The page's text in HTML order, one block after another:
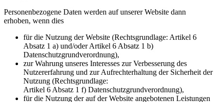
Personenbezogene Daten werden auf unserer Website dann
erhoben, wenn dies
für die Nutzung der Website (Rechtsgrundlage: Artikel 6
Absatz 1 a) und/oder Artikel 6 Absatz 1 b)
Datenschutzgrundverordnung),
zur Wahrung unseres Interesses zur Verbesserung des
Nutzererfahrung und zur Aufrechterhaltung der Sicherheit der
Nutzung (Rechtsgrundlage:
Artikel 6 Absatz 1 f) Datenschutzgrundverordnung),
für die Nutzung der auf der Website angebotenen Leistungen